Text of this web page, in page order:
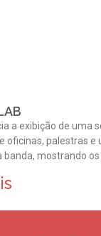
a exibição de uma
oficinas, palestras e
banda, mostrando